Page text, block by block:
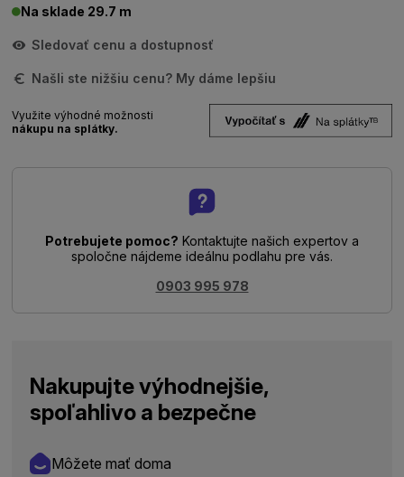
Na sklade 29.7 m
Sledovať cenu a dostupnosť
Našli ste nižšiu cenu? My dáme lepšiu
Využite výhodné možnosti
nákupu na splátky.
Potrebujete pomoc? Kontaktujte našich expertov a
spoločne nájdeme ideálnu podlahu pre vás.
0903 995 978
Nakupujte výhodnejšie,
spoľahlivo a bezpečne
Môžete mať doma